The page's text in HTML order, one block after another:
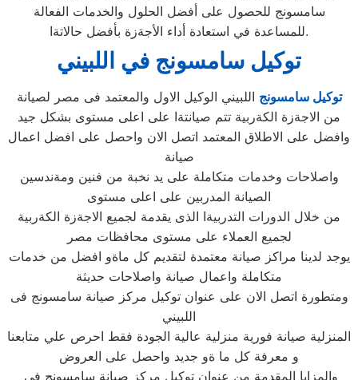
سامسونج للحصول على أفضل الحلول والخدمات الفعالة
للمساعدة في استعادة أداء الأجةزة بأفضل حالاتةا.
توكيل سامسونج في اللبيني
توكيل سامسونج اللبيني الوكيل الاول والمعتمد فى مصر لصيانة
من الاجةزة الكةربية تتم صيانتةا على اعلى مستوى بشكل جيد
وافضل على الاطلاق المعتمد اتصل الان واحصل على افضل اعمال
صيانة
واصلاحات وخدمات متكاملة على يد نخبة من فنين ومةندسين
الصيانة المدربين على اعلى مستوى
من خلال الدورات التدربيةا الذى يقدمة لجميع الاجةزة الكةربية
لجميع العملاء على مستوى محافظات مصر
يوجد لدينا مراكز صيانة معتمدة لتقديم كل ماةو افضل من خدمات
متكاملة واعمال صيانة واصلاحات حديثة
ومتطورة اتصل الان على عنوان توكيل مركز صيانة سامسونج فى
اللبيني
المنزلية صيانة فورية منزلية عالية الجودة فقط احرص علي متابعنا
و معرفة كل ما ةو جديد واحصل على العروض